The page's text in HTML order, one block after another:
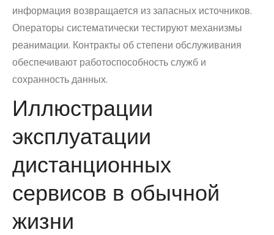
информация возвращается из запасных источников.
Операторы систематически тестируют механизмы
реанимации. Контракты об степени обслуживания
обеспечивают работоспособность служб и
сохранность данных.
Иллюстрации
эксплуатации
дистанционных
сервисов в обычной
жизни